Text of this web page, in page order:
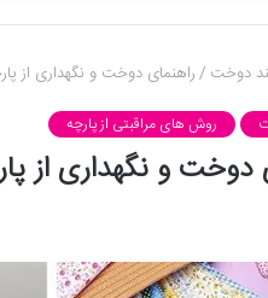
دوخت /راهنمای دوخت و نگهداری از
روش های مراقبتی از پارچه
دوخت و نگهداری از